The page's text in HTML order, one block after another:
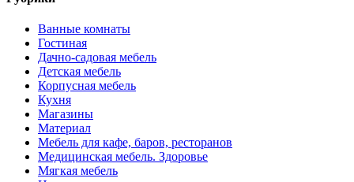
Ванные комнаты
Гостиная
Дачно-садовая мебель
Детская мебель
Корпусная мебель
Кухня
Магазины
Материал
Мебель для кафе, баров, ресторанов
Медицинская мебель. Здоровье
Мягкая мебель